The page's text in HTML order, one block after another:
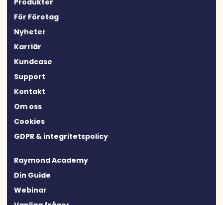
För Företag
Nyheter
Karriär
Kundcase
Support
Kontakt
Om oss
Cookies
GDPR & integritetspolicy
Raymond Academy
Din Guide
Webinar